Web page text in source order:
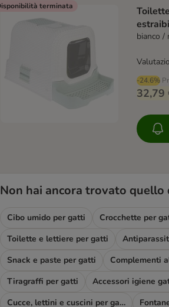
terminata
bianco /
-24.6%
32,79
Non hai ancora trovato quello
Cibo umido per gatti
Crocchette per
Toilette e lettiere per gatti
Snack e paste per gatti
Tiragraffi per gatti
Accessori igiene
Cucce, lettini e cuscini per gatti